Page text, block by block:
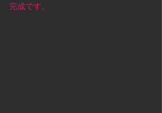
完成です。